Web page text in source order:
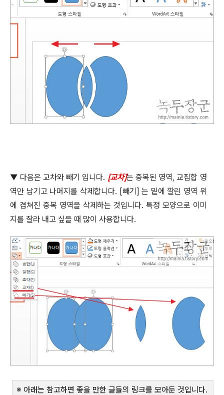
▼ 다음은 교차와 빼기 입니다. [교차]는 중복된 영역,교집합 영
역만 남기고 나머지를 삭제합니다. [빼기 ]는 밑에 깔린 영역 위
에 겹쳐진 중복 영역을 삭제하는 것입니다. 특정 모양으로 이미
지를 잘라 내고 싶을 때 많이 사용합니다.
※ 아래는 참고하면 좋을 만한 글들의 링크를 모아둔 것입니다.